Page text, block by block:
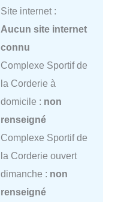
Site internet :
Aucun site internet
connu
Complexe Sportif de
la Corderie à
domicile : non
renseigné
Complexe Sportif de
la Corderie ouvert
dimanche : non
renseigné